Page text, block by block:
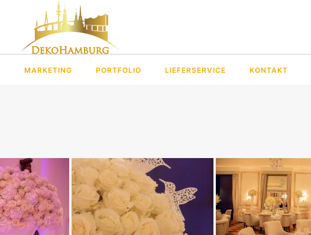
MARKETING PORTFOLIO LIEFERSERVICE KONTAKT